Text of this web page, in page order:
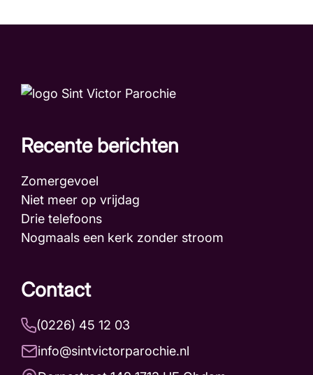
Recente berichten
Zomergevoel
Niet meer op vrijdag
Drie telefoons
Nogmaals een kerk zonder stroom
Contact
(0226) 45 12 03
info@sintvictorparochie.nl